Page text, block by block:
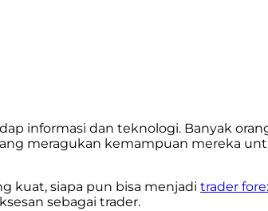
informasi dan teknologi. Banyak
meragukan kemampuan mereka
kuat, siapa pun bisa menjadi trader
sebagai trader.